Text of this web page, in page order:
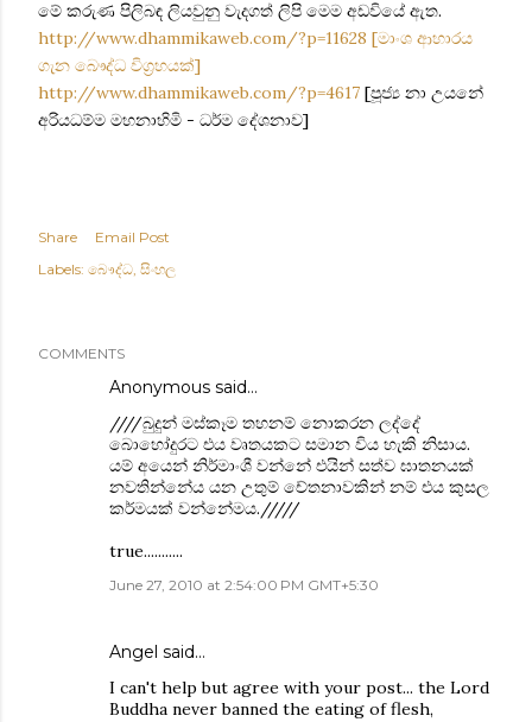
මේ කරුණ පිලිබඳ ලියවුනු වැදගත් ලිපි මෙම අඩවියේ ඇත.
http://www.dhammikaweb.com/?p=11628 [මාංශ ආහාරය
ගැන බෞද්ධ විග්‍රහයක්]
http://www.dhammikaweb.com/?p=4617 [පූජ්‍ය නා උයනේ
අරියධම්ම මහනාහිමි - ධර්ම දේශනාව]
Share
Email Post
Labels: බෞද්ධ සිංහල
COMMENTS
Anonymous said…
////බුදුන් මස්කෑම තහනම් නොකරන ලද්දේ
බොහෝදුරට එය වෘතයකට සමාන විය හැකි නිසාය.
යම් අයෙන් නිර්මාංශී වන්නේ එයින් සත්ව ඝාතනයක්
නවතින්නේය යන උතුම් චේතනාවකින් නම් එය කුසල
කර්මයක් වන්නේමය./////
true...........
June 27, 2010 at 2:54:00 PM GMT+5:30
Angel said…
I can't help but agree with your post... the Lord
Buddha never banned the eating of flesh,